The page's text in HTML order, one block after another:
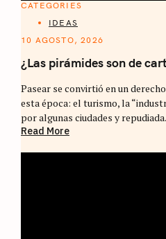
CATEGORIES
IDEAS
10 AGOSTO, 2026
¿Las pirámides son de
Pasear se convirtió en un
esta época: el turismo, la
por algunas ciudades y
Read More